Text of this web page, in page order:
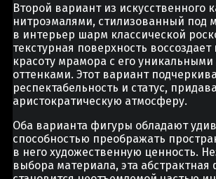
Второй вариант из искусственного
нитроэмалями, стилизованный под
в интерьер шарм классической
текстурная поверхность
красоту мрамора с его
оттенками. Этот вариант
респектабельность и статус,
аристократическую атмосферу.
Оба варианта фигуры обладают
способностью преображать
в него художественную ценность.
выбора материала, эта абстрактная